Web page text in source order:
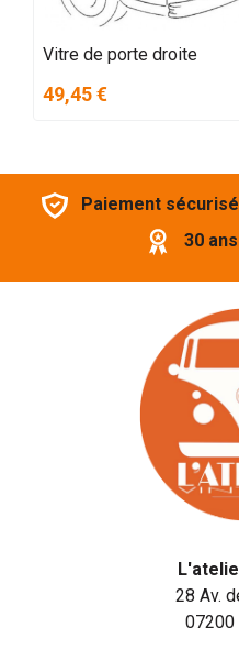
Vitre de porte droite
49,45 €
Paiement sécurisé
30
28 Av.
07200